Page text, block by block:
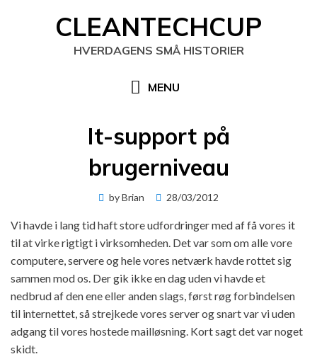
CLEANTECHCUP
HVERDAGENS SMÅ HISTORIER
MENU
It-support på
brugerniveau
byBrian
Posted
28/03/2012
Vi havde i lang tid haft store udfordringer med af få vores it
til at virke rigtigt i virksomheden. Det var som om alle vore
computere, servere og hele vores netværk havde rottet sig
sammen mod os. Der gik ikke en dag uden vi havde et
nedbrud af den ene eller anden slags, først røg forbindelsen
til internettet, så strejkede vores server og snart var vi uden
adgang til vores hostede mailløsning. Kort sagt det var noget
skidt.